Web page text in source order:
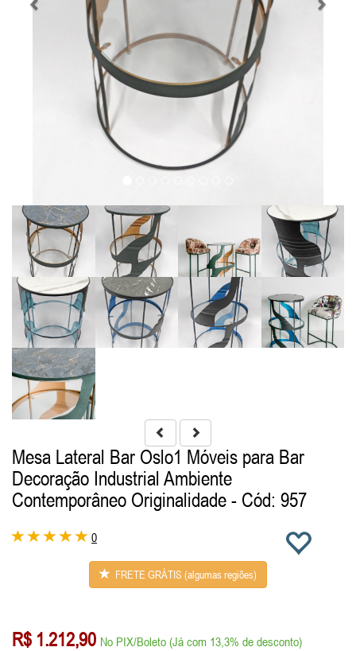
Mesa Lateral Bar Oslo1 Móveis para Bar
Decoração Industrial Ambiente
Contemporâneo Originalidade - Cód: 957
0
FRETE GRÁTIS (algumas regiões)
R$ 1.212,90 No PIX/Boleto (Já com 13,3% de desconto)